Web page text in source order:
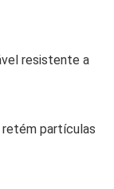
resistente a
retém partículas